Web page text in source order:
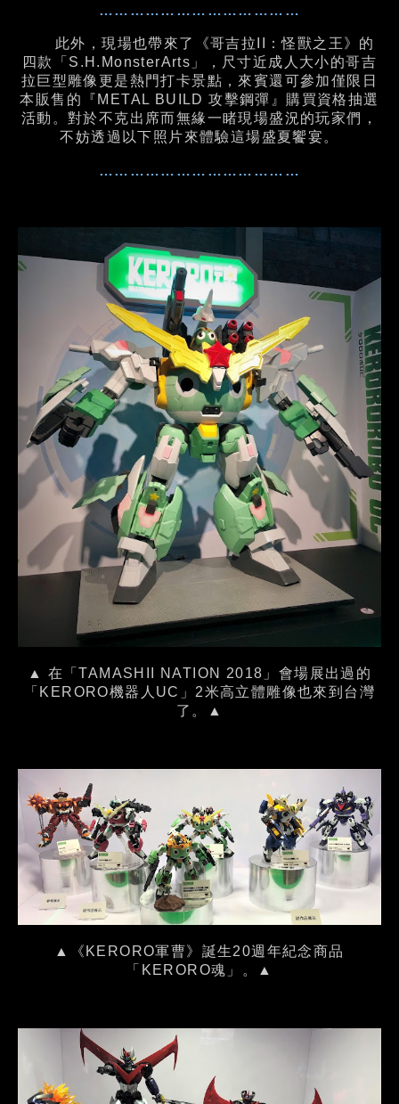
…………………………………
此外，現場也帶來了《哥吉拉II：怪獸之王》的
四款「S.H.MonsterArts」，尺寸近成人大小的哥吉
拉巨型雕像更是熱門打卡景點，來賓還可參加僅限日
本販售的『METAL BUILD 攻擊鋼彈』購買資格抽選
活動。對於不克出席而無緣一睹現場盛況的玩家們，
不妨透過以下照片來體驗這場盛夏饗宴。
…………………………………
▲ 在「TAMASHII NATION 2018」會場展出過的
「KERORO機器人UC」2米高立體雕像也來到台灣
了。▲
▲《KERORO軍曹》誕生20週年紀念商品
「KERORO魂」。▲